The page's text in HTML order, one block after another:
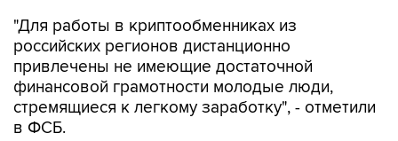
"Для работы в криптообменниках из
российских регионов дистанционно
привлечены не имеющие достаточной
финансовой грамотности молодые люди,
стремящиеся к легкому заработку", - отметили
в ФСБ.